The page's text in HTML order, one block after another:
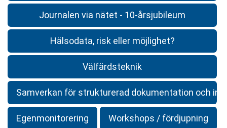
Journalen via nätet - 10-årsjubileum
Hälsodata, risk eller möjlighet?
Välfärdsteknik
Samverkan för strukturerad dokumentation och
Egenmonitorering Workshops / fördjupning